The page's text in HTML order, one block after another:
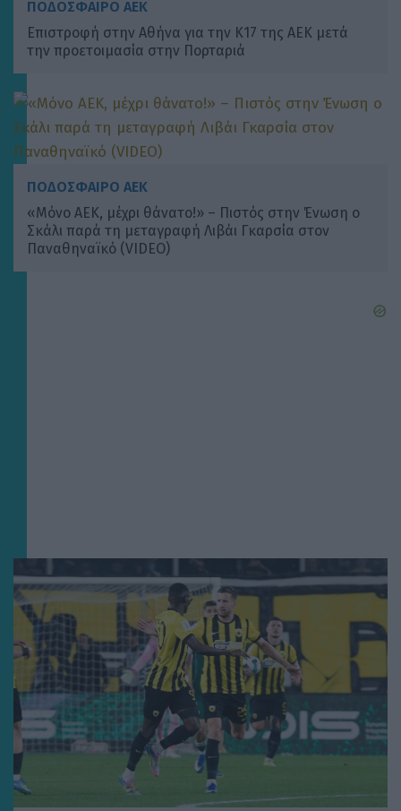
ΠΟΔΟΣΦΑΙΡΟ ΑΕΚ
Επιστροφή στην Αθήνα για την Κ17 της ΑΕΚ μετά
την προετοιμασία στην Πορταριά
ΠΟΔΟΣΦΑΙΡΟ ΑΕΚ
«Μόνο ΑΕΚ, μέχρι θάνατο!» – Πιστός στην Ένωση ο
Σκάλι παρά τη μεταγραφή Λιβάι Γκαρσία στον
Παναθηναϊκό (VIDEO)